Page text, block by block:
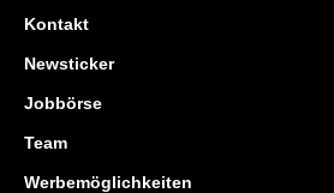
Kontakt
Newsticker
Jobbörse
Team
Werbemöglichkeiten